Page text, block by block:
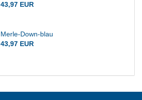
43,97 EUR
Merle-Down-blau
43,97 EUR